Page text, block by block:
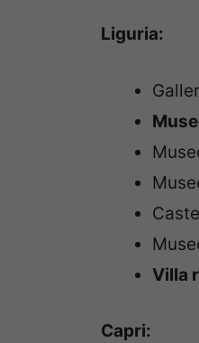
Liguria:
Villa
Capri: